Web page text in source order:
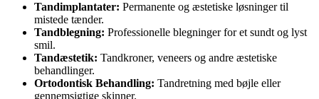
Tandimplantater: Permanente og æstetiske løsninger til
mistede tænder.
Tandblegning: Professionelle blegninger for et sundt og lyst
smil.
Tandæstetik: Tandkroner, veneers og andre æstetiske
behandlinger.
Ortodontisk Behandling: Tandretning med bøjle eller
gennemsigtige skinner.